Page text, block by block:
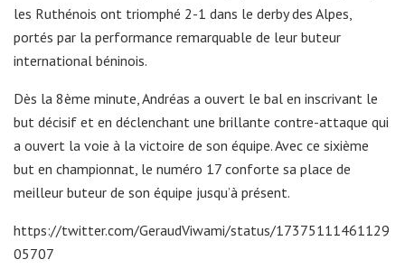
les Ruthénois ont triomphé 2-1 dans le derby des Alpes,
portés par la performance remarquable de leur buteur
international béninois.
Dès la 8ème minute, Andréas a ouvert le bal en inscrivant le
but décisif et en déclenchant une brillante contre-attaque qui
a ouvert la voie à la victoire de son équipe. Avec ce sixième
but en championnat, le numéro 17 conforte sa place de
meilleur buteur de son équipe jusqu’à présent.
https://twitter.com/GeraudViwami/status/17375111461129
05707